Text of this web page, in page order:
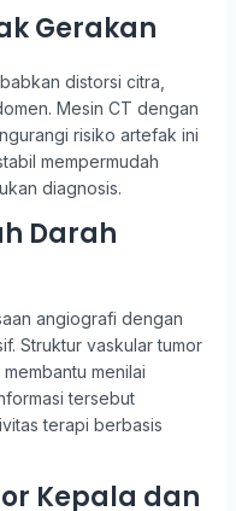
Gerakan
distorsi citra,
Mesin CT dengan
risiko artefak ini
mempermudah
diagnosis.
Darah
angiografi dengan
Struktur vaskular tumor
menilai
tersebut
terapi berbasis
Kepala dan